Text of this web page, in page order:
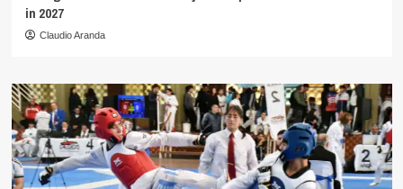
in 2027
Claudio Aranda